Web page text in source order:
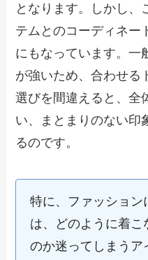
となります。しかし、
テムとのコーディネー
にもなっています。一
が強いため、合わせる
選びを間違えると、全
い、まとまりのない印
るのです。
特に、ファッション
は、どのように着こ
のか迷ってしまうア